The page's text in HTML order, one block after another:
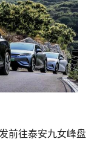
前往泰安九女峰盘